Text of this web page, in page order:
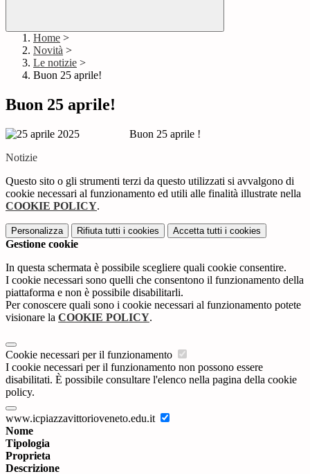
Home >
Novità >
Le notizie >
Buon 25 aprile!
Buon 25 aprile!
Buon 25 aprile !
Notizie
Questo sito o gli strumenti terzi da questo utilizzati si avvalgono di
cookie necessari al funzionamento ed utili alle finalità illustrate nella
COOKIE POLICY.
Personalizza Rifiuta tutti i cookies Accetta tutti i cookies
Gestione cookie
In questa schermata è possibile scegliere quali cookie consentire.
I cookie necessari sono quelli che consentono il funzionamento della
piattaforma e non è possibile disabilitarli.
Per conoscere quali sono i cookie necessari al funzionamento potete
visionare la COOKIE POLICY.
Cookie necessari per il funzionamento
I cookie necessari per il funzionamento non possono essere
disabilitati. È possibile consultare l'elenco nella pagina della cookie
policy.
www.icpiazzavittorioveneto.edu.it
Nome
Tipologia
Proprieta
Descrizione